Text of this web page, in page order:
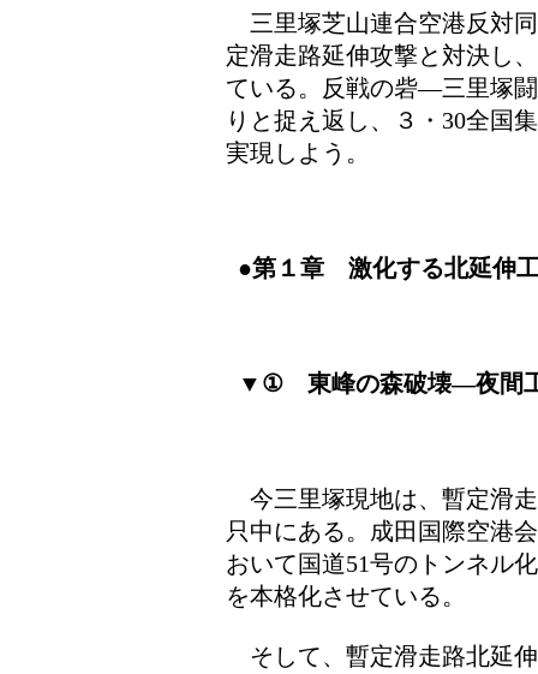
三里塚芝山連合空港反対
定滑走路延伸攻撃と対決し
ている。反戦の砦―三里塚
りと捉え返し、３・30全国
実現しよう。
●第１章 激化する北延伸
▼① 東峰の森破壊―夜間
今三里塚現地は、暫定滑
只中にある。成田国際空港
おいて国道51号のトンネル
を本格化させている。
そして、暫定滑走路北延